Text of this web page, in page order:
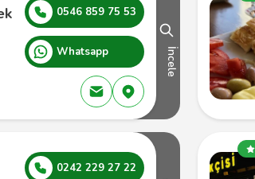
0546 859 75 53
Whatsapp İncele
0242 229 27 22